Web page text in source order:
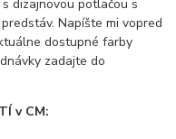
dizajnovou potlačou s
Napíšte mi vopred
dostupné farby
zadajte do
v CM: